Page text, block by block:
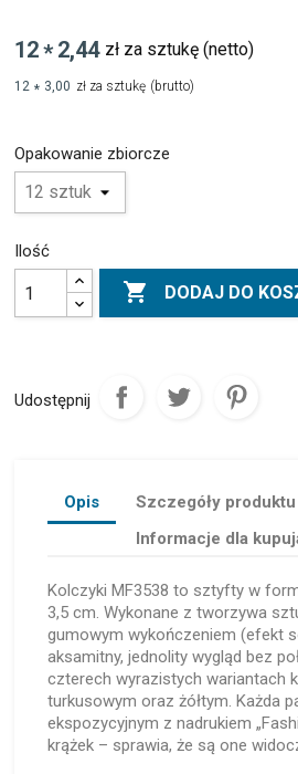
12* 2,44 zł za sztukę (netto)
12 * 3,00 zł za sztukę (brutto)
Opakowanie zbiorcze
Ilość
 DODAJ DO
Udostępnij
Opis Szczegóły produktu
Informacje dla
Kolczyki MF3538 to sztyfty w
3,5 cm. Wykonane z tworzywa
gumowym wykończeniem (efekt
aksamitny, jednolity wygląd bez
czterech wyrazistych wariantach
turkusowym oraz żółtym. Każda
ekspozycyjnym z nadrukiem
krążek – sprawia, że są one